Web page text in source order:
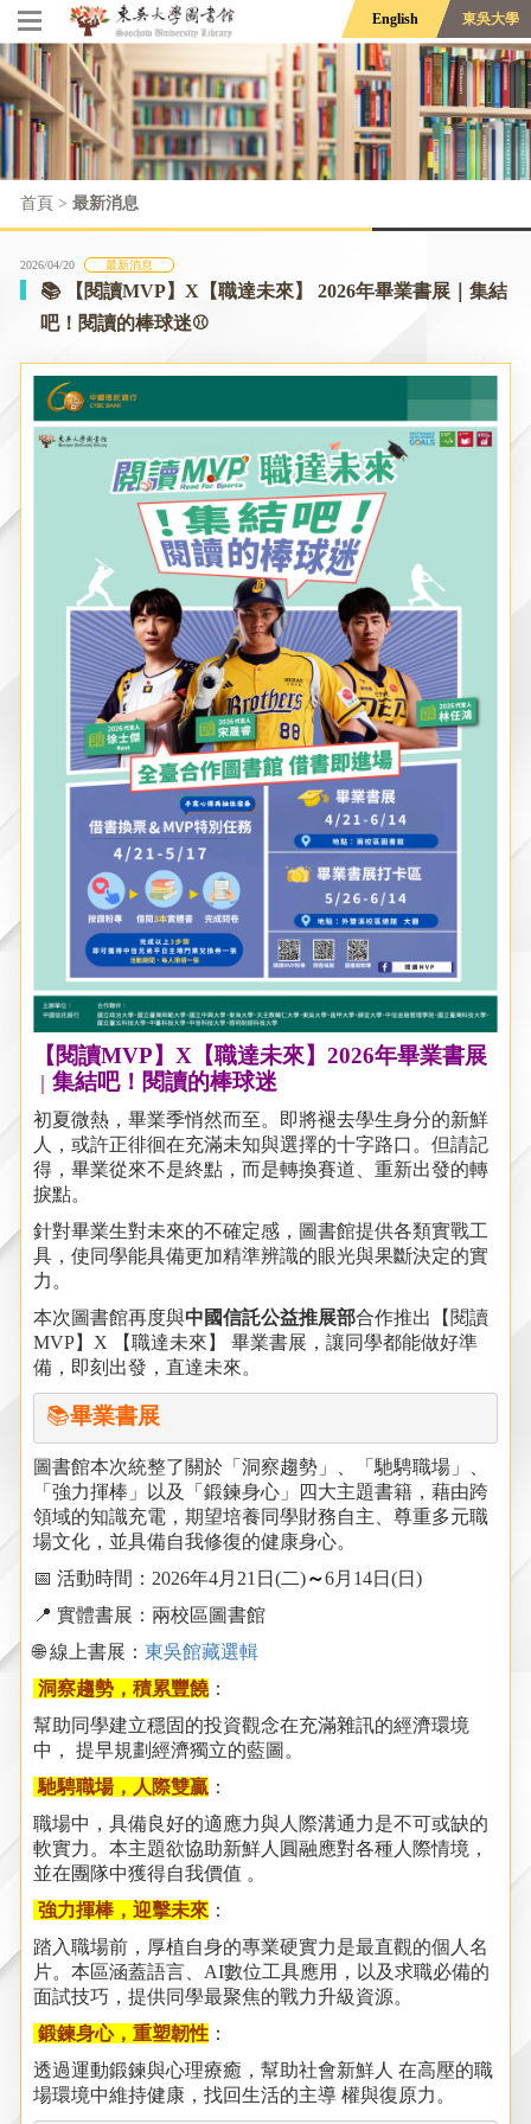
東吳大學
English
首頁 > 最新消息
2026/04/20 最新消息
📚 【閱讀MVP】X【職達未來】 2026年畢業書展｜集結
吧！閱讀的棒球迷⚾
【閱讀MVP】X【職達未來】2026年畢業書展
集結吧！閱讀的棒球迷
初夏微熱，畢業季悄然而至。即將褪去學生身分的新鮮
人，或許正徘徊在充滿未知與選擇的十字路口。但請記
得，畢業從來不是終點，而是轉換賽道、重新出發的轉
捩點。
針對畢業生對未來的不確定感，圖書館提供各類實戰工
具，使同學能具備更加精準辨識的眼光與果斷決定的實
力。
本次圖書館再度與中國信託公益推展部合作推出【閱讀
MVP】 X 【職達未來】
畢業書展，讓同學都能做好準
備，即刻出發，直達未來。
📚畢業書展
圖書館本次統整了關於「洞察趨勢」、「馳騁職場」、
「強力揮棒」以及「鍛鍊身心」
四大主題書籍， 藉由跨
領域的知識充電，期望培養同學財務自主、尊重多元職
場文化，並具備自我修復的健康身心。
📅 活動時間：2026年4月21日(二)～6月14日(日)
📍 實體書展：兩校區圖書館
🌐 線上書展： 東吳館藏選輯
洞察趨勢，積累豐饒：
幫助同學建立穩固的投資觀念在充滿雜訊的經濟環境
中， 提早規劃經濟獨立的藍圖。
馳騁職場，人際雙贏 ：
職場中，具備良好的適應力與人際溝通力是不可或缺的
軟實力。本主題欲協助新鮮人圓融應對各種人際情境，
並在團隊中獲得自我價值 。
強力揮棒，迎擊未來 ：
踏入職場前，厚植自身的專業硬實力是最直觀的個人名
片。本區涵蓋語言、AI數位工具應用，以及求職必備的
面試技巧，提供同學最聚焦的戰力升級資源。
鍛鍊身心，重塑韌性 ：
透過運動鍛鍊與心理療癒，幫助社會新鮮人 在高壓的職
場環境中維持健康，找回生活的主導 權與復原力。